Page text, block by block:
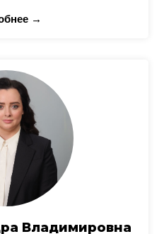
→
Владимировна